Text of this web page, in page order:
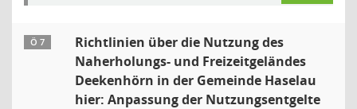
Ö 7
Richtlinien über die Nutzung des
Naherholungs- und Freizeitgeländes
Deekenhörn in der Gemeinde Haselau
hier: Anpassung der Nutzungsentgelte